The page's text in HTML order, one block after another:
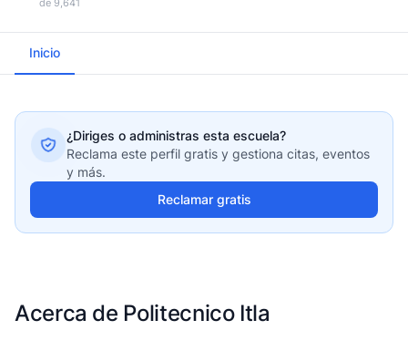
de 9,641
Inicio
¿Diriges o administras esta escuela?
Reclama este perfil gratis y gestiona citas, eventos
y más.
Reclamar gratis
Acerca de Politecnico Itla